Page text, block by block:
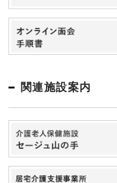
関連施設案内